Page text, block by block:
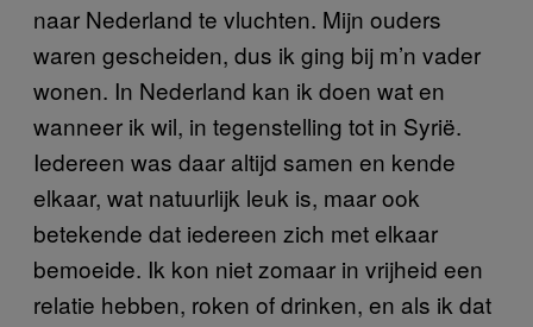
naar Nederland te vluchten. Mijn ouders
waren gescheiden, dus ik ging bij m’n vader
wonen. In Nederland kan ik doen wat en
wanneer ik wil, in tegenstelling tot in Syrië.
Iedereen was daar altijd samen en kende
elkaar, wat natuurlijk leuk is, maar ook
betekende dat iedereen zich met elkaar
bemoeide. Ik kon niet zomaar in vrijheid een
relatie hebben, roken of drinken, en als ik dat